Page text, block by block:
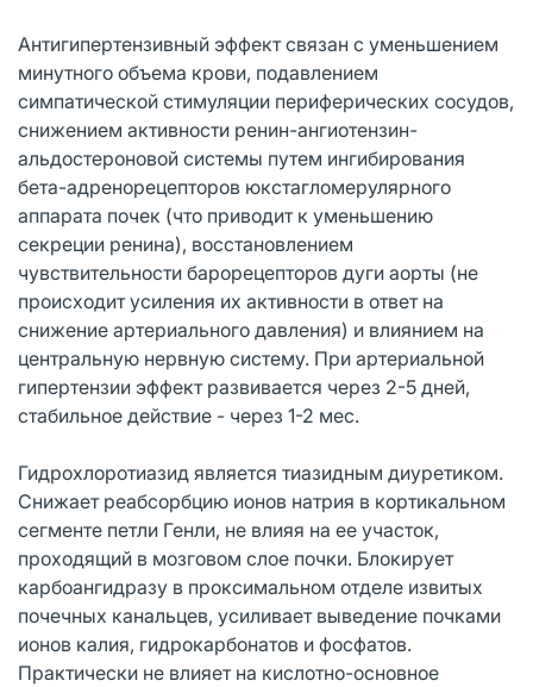
Антигипертензивный эффект связан с уменьшением
минутного объема крови, подавлением
симпатической стимуляции периферических сосудов,
снижением активности ренин-ангиотензин-
альдостероновой системы путем ингибирования
бета-адренорецепторов юкстагломерулярного
аппарата почек (что приводит к уменьшению
секреции ренина), восстановлением
чувствительности барорецепторов дуги аорты (не
происходит усиления их активности в ответ на
снижение артериального давления) и влиянием на
центральную нервную систему. При артериальной
гипертензии эффект развивается через 2-5 дней,
стабильное действие - через 1-2 мес.
Гидрохлоротиазид является тиазидным диуретиком.
Снижает реабсорбцию ионов натрия в кортикальном
сегменте петли Генли, не влияя на ее участок,
проходящий в мозговом слое почки. Блокирует
карбоангидразу в проксимальном отделе извитых
почечных канальцев, усиливает выведение почками
ионов калия, гидрокарбонатов и фосфатов.
Практически не влияет на кислотно-основное